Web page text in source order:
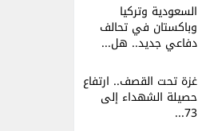
السعودية وتركيا
وباكستان في تحالف
دفاعي جديد.. هل...
غزة تحت القصف.. ارتفاع
حصيلة الشهداء إلى
73...